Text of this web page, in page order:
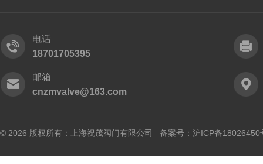
电话
18701705395
邮箱
cnzmvalve@163.com
© 2026 版权所有：上海祝茂阀门有限公司 备案号： 沪ICP备18026450